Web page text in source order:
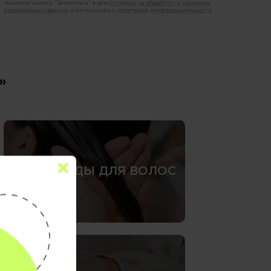
Нажимая кнопку "Записаться" я даю
согласие на обработку и хранение
персональных данных
и соглашаюсь с политикой конфиденциальности
СПА-УХОДЫ ДЛЯ ВОЛОС